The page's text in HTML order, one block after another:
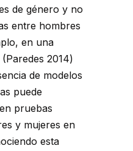
de género y no
entre hombres
en una
2014)
de modelos
puede
pruebas
y mujeres en
esta